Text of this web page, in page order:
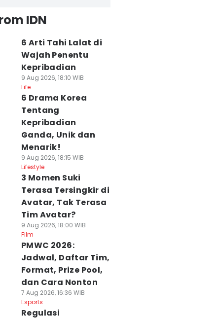
IDN
6 Arti Tahi Lalat di
Wajah Penentu
Kepribadian
9 Aug 2026, 18:10 WIB
Life
6 Drama Korea
Tentang
Kepribadian
Ganda, Unik dan
Menarik!
9 Aug 2026, 18:15 WIB
Lifestyle
3 Momen Suki
Terasa Tersingkir di
Avatar, Tak Terasa
Tim Avatar?
9 Aug 2026, 18:00 WIB
Film
PMWC 2026:
Jadwal, Daftar Tim,
Format, Prize Pool,
dan Cara Nonton
7 Aug 2026, 16:36 WIB
Esports
Regulasi